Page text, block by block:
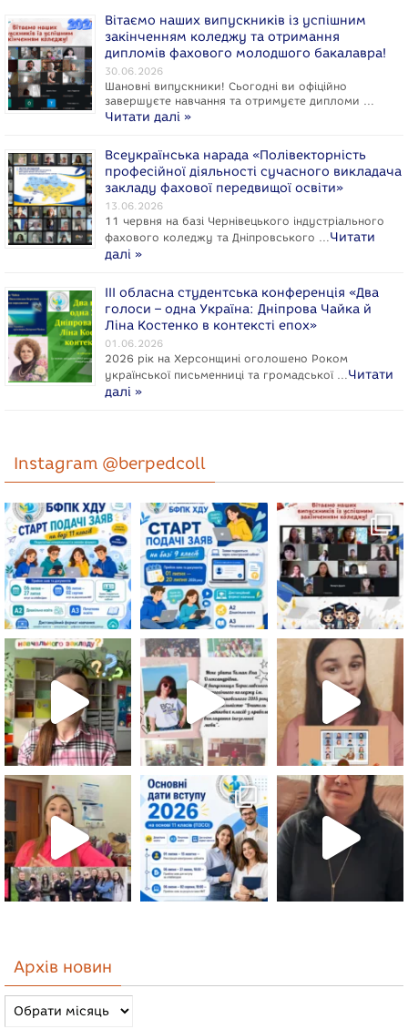
Вітаємо наших випускників із успішним
закінченням коледжу та отримання
дипломів фахового молодшого бакалавра!
30.06.2026
Шановні випускники! Сьогодні ви офіційно
завершуєте навчання та отримуєте дипломи …
Читати далі »
Всеукраїнська нарада «Полівекторність
професійної діяльності сучасного викладача
закладу фахової передвищої освіти»
13.06.2026
11 червня на базі Чернівецького індустріального
фахового коледжу та Дніпровського …Читати
далі »
ІІІ обласна студентська конференція «Два
голоси – одна Україна: Дніпрова Чайка й
Ліна Костенко в контексті епох»
01.06.2026
2026 рік на Херсонщині оголошено Роком
укpaїнcької письменниці та громадської …Читати
далі »
Instagram @berpedcoll
Архів новин
Архів
новин